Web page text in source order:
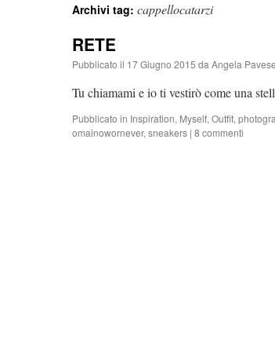
contenuto
Archivi tag: cappellocatarzi
RETE
Pubblicato il 17 Giugno 2015 da Angela Pavese
Tu chiamami e io ti vestirò come una
Pubblicato in Inspiration, Myself, Outfit,
omainowornever, sneakers | 8 commenti